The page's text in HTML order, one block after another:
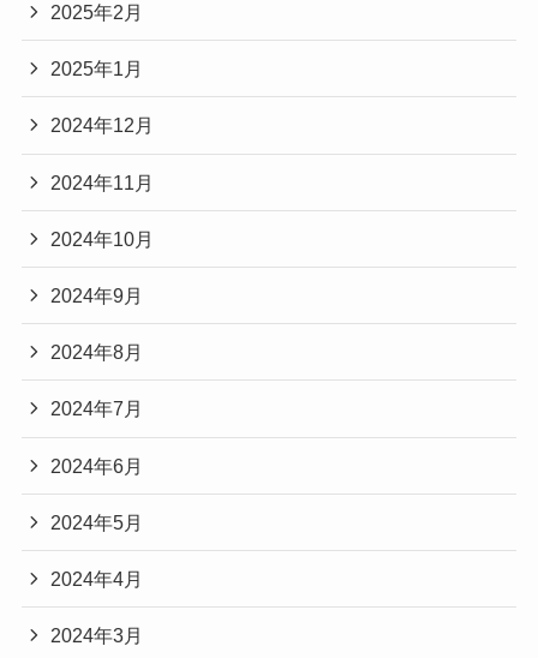
2025年2月
2025年1月
2024年12月
2024年11月
2024年10月
2024年9月
2024年8月
2024年7月
2024年6月
2024年5月
2024年4月
2024年3月